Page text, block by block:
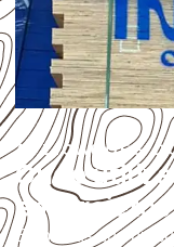
APLICAÇÕES
Onde
em projetos
Empresas que